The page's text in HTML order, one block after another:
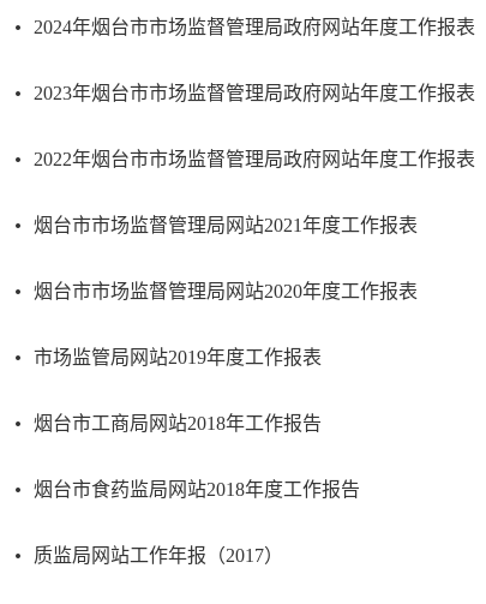
2024年烟台市市场监督管理局政府网站年度工作报表
2023年烟台市市场监督管理局政府网站年度工作报表
2022年烟台市市场监督管理局政府网站年度工作报表
烟台市市场监督管理局网站2021年度工作报表
烟台市市场监督管理局网站2020年度工作报表
市场监管局网站2019年度工作报表
烟台市工商局网站2018年工作报告
烟台市食药监局网站2018年度工作报告
质监局网站工作年报（2017）